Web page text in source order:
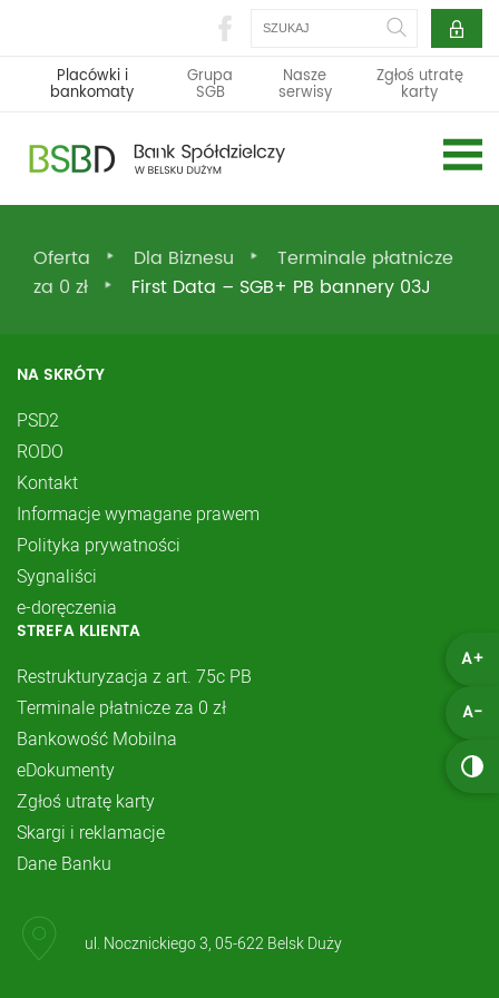
A+
A-
Szukaj
Placówki i
bankomaty
Grupa
SGB
Nasze
serwisy
Zgłoś utratę
karty
Oferta Dla Biznesu
Terminale płatnicze
za 0 zł
First Data – SGB+ PB bannery 03J
NA SKRÓTY
PSD2
RODO
Kontakt
Informacje wymagane prawem
Polityka prywatności
Sygnaliści
e-doręczenia
STREFA KLIENTA
Restrukturyzacja z art. 75c PB
Terminale płatnicze za 0 zł
Bankowość Mobilna
eDokumenty
Zgłoś utratę karty
Skargi i reklamacje
Dane Banku
ul. Nocznickiego 3, 05-622 Belsk Duży